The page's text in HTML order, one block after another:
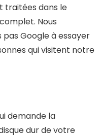
traitées dans le
Nous
pas Google à essayer
qui visitent notre
demande la
dur de votre